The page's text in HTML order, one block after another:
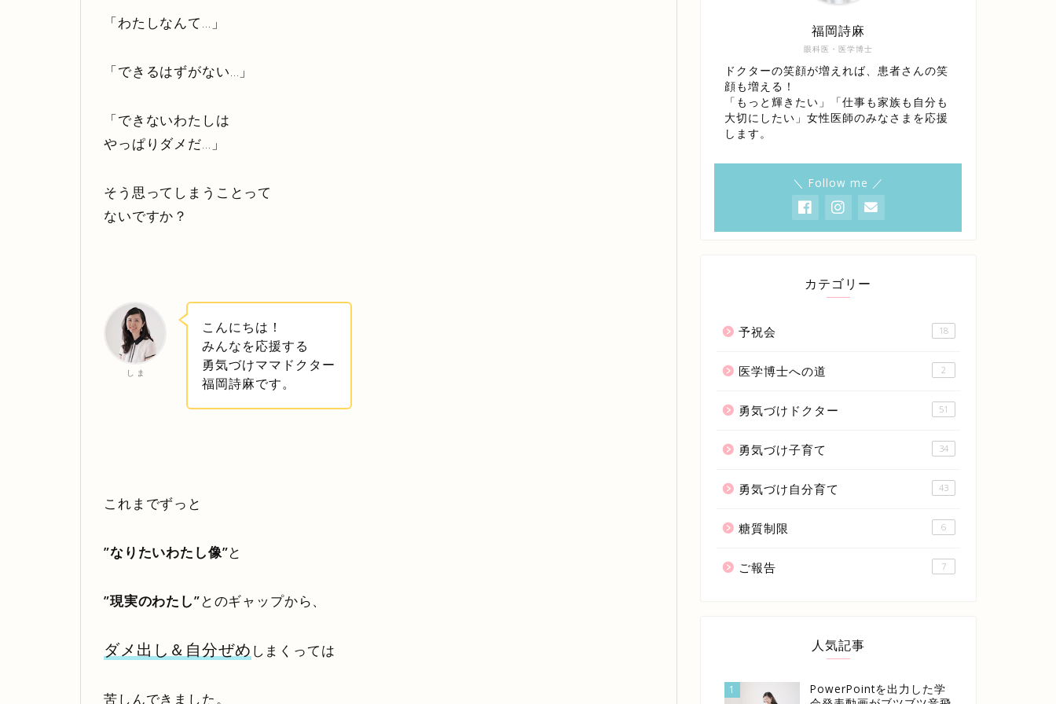
「わたしなんて…」
「できるはずがない…」
「できないわたしは
やっぱりダメだ…」
そう思ってしまうことって
ないですか？
し ま
こんにちは！
みんなを応援する
勇気づけママドクター
福岡詩麻です。
これまでずっと
”なりたいわたし像”と
”現実のわたし”とのギャップから、
ダメ出し＆自分ぜめ しまくっては
苦しんできました。
眼科医・医学博士
福岡詩麻
ドクターの笑顔が増えれば、患者さんの笑
顔も増える！
「もっと輝きたい」「仕事も家族も自分も
大切にしたい」女性医師のみなさまを応援
します。
＼ Follow me ／
カテゴリー
予祝会 18
医学博士への道 2
勇気づけドクター 51
勇気づけ子育て 34
勇気づけ自分育て 43
糖質制限 6
ご報告 7
人気記事
1
PowerPointを出力した学